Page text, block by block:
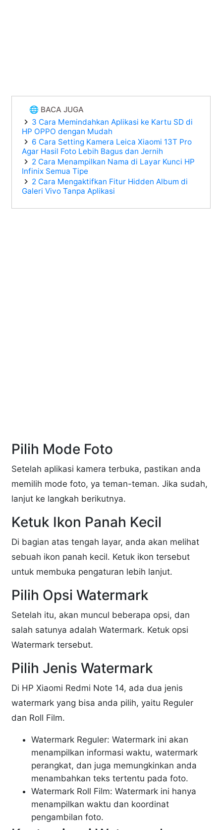
🌐 BACA JUGA
3 Cara Memindahkan Aplikasi ke Kartu SD di
HP OPPO dengan Mudah
6 Cara Setting Kamera Leica Xiaomi 13T Pro
Agar Hasil Foto Lebih Bagus dan Jernih
2 Cara Menampilkan Nama di Layar Kunci HP
Infinix Semua Tipe
2 Cara Mengaktifkan Fitur Hidden Album di
Galeri Vivo Tanpa Aplikasi
Pilih Mode Foto
Setelah aplikasi kamera terbuka, pastikan anda
memilih mode foto, ya teman-teman. Jika sudah,
lanjut ke langkah berikutnya.
Ketuk Ikon Panah Kecil
Di bagian atas tengah layar, anda akan melihat
sebuah ikon panah kecil. Ketuk ikon tersebut
untuk membuka pengaturan lebih lanjut.
Pilih Opsi Watermark
Setelah itu, akan muncul beberapa opsi, dan
salah satunya adalah Watermark. Ketuk opsi
Watermark tersebut.
Pilih Jenis Watermark
Di HP Xiaomi Redmi Note 14, ada dua jenis
watermark yang bisa anda pilih, yaitu Reguler
dan Roll Film.
Watermark Reguler: Watermark ini akan
menampilkan informasi waktu, watermark
perangkat, dan juga memungkinkan anda
menambahkan teks tertentu pada foto.
Watermark Roll Film: Watermark ini hanya
menampilkan waktu dan koordinat
pengambilan foto.